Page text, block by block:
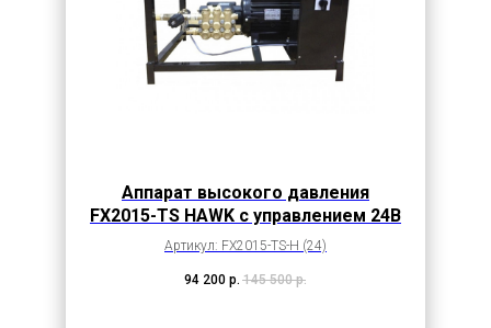
Аппарат высокого давления
FX2015-TS HAWK с управлением 24В
Артикул: FX2015-TS-H (24)
94 200 р. 145 500 р.